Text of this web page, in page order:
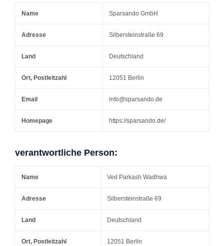
Name Sparsando GmbH
Adresse Silbersteinstraße 69
Land Deutschland
Ort, Postleitzahl 12051 Berlin
Email info@sparsando.de
Homepage https://sparsando.de/
verantwortliche Person:
Name Ved Parkash Wadhwa
Adresse Silbersteinstraße 69
Land Deutschland
Ort, Postleitzahl 12051 Berlin